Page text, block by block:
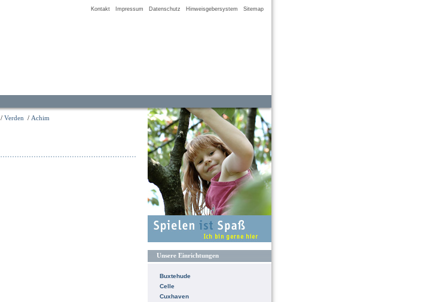
Kontakt Impressum Datenschutz Hinweisgebersystem Sitemap
/ Verden / Achim
Unsere Einrichtungen
Buxtehude
Celle
Cuxhaven